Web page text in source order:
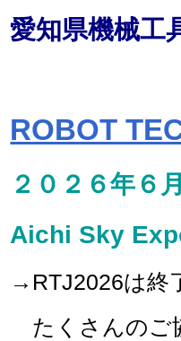
愛知県機械
ROBOT
２０２６年６
Aichi Sky
→RTJ2026は終
たくさんのご